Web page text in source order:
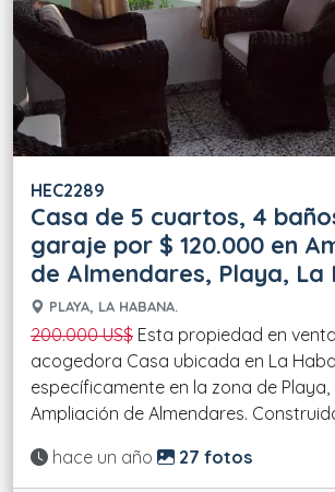
HEC2289
Casa de 5 cuartos, 4
garaje por $ 120.000 en
de Almendares, Playa, La
PLAYA, LA HABANA.
200.000 US$ Esta propiedad en
acogedora Casa ubicada en La
específicamente en la zona de Playa,
Ampliación de Almendares.
Actualizado:
hace un año 27 fotos